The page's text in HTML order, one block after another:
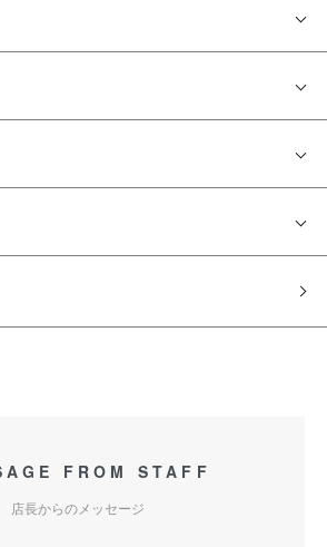
FROM STAFF
店長からのメッセージ